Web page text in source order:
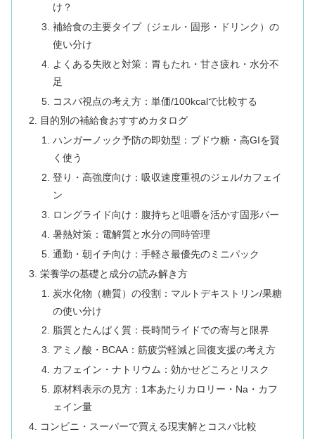
け？
補給食の主要タイプ（ジェル・固形・ドリンク）の
使い分け
よくある失敗と対策：胃もたれ・甘さ疲れ・水分不
足
コスパ視点の考え方：単価/100kcalで比較する
目的別の補給食おすすめカタログ
ハンガーノック予防の即効型：ブドウ糖・高GIを賢
く使う
登り・高強度向け：吸収速度重視のジェル/カフェイ
ン
ロングライド向け：腹持ちと咀嚼を活かす固形バー
暑熱対策：電解質と水分の同時管理
通勤・朝イチ向け：手軽さ最優先のミニパック
栄養学の基礎と成分の読み解き方
炭水化物（糖質）の役割：マルトデキストリン/果糖
の使い分け
脂質とたんぱく質：長時間ライドでの寄与と限界
アミノ酸・BCAA：筋疲労軽減と回復支援の考え方
カフェイン・ナトリウム：効かせどころとリスク
原材料表示の見方：1本あたりカロリー・Na・カフ
ェイン量
コンビニ・スーパーで買える現実解とコスパ比較